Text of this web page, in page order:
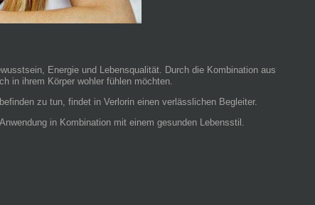
Energie und Lebensqualität. Durch die Kombination aus
in ihrem Körper wohler fühlen möchten.
zu tun, findet in Verlorin einen verlässlichen Begleiter.
in Kombination mit einem gesunden Lebensstil.